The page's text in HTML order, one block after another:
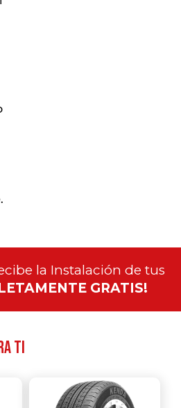
la Instalación de tus
GRATIS!
ti